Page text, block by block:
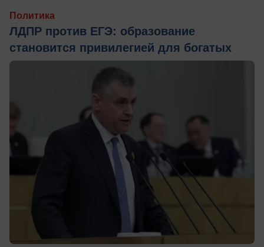
Политика
ЛДПР против ЕГЭ: образование
становится привилегией для богатых